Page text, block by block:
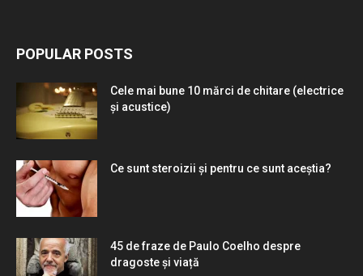
POPULAR POSTS
Cele mai bune 10 mărci de chitare (electrice
și acustice)
Ce sunt steroizii și pentru ce sunt aceștia?
45 de fraze de Paulo Coelho despre
dragoste și viață